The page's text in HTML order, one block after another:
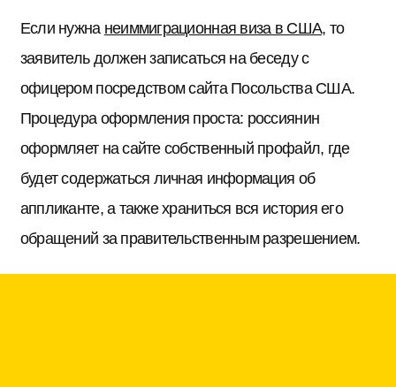
Если нужна неиммиграционная виза в США, то
заявитель должен записаться на беседу с
офицером посредством сайта Посольства США.
Процедура оформления проста: россиянин
оформляет на сайте собственный профайл, где
будет содержаться личная информация об
аппликанте, а также храниться вся история его
обращений за правительственным разрешением.